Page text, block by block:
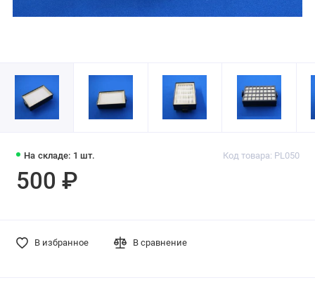
На складе: 1 шт. Код товара: PL050
500 ₽
В избранное В сравнение